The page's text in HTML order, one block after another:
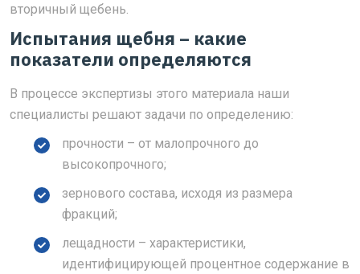
вторичный щебень.
Испытания щебня – какие
показатели определяются
В процессе экспертизы этого материала наши
специалисты решают задачи по определению:
прочности – от малопрочного до
высокопрочного;
зернового состава, исходя из размера
фракций;
лещадности – характеристики,
идентифицирующей процентное содержание в